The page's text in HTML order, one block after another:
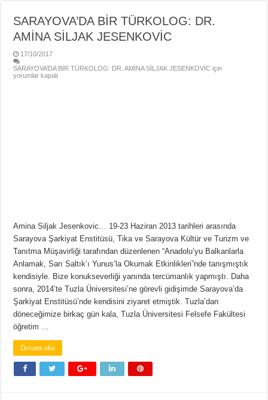
SARAYOVA’DA BİR TÜRKOLOG: DR.
AMİNA SİLJAK JESENKOVİC
17/10/2017
SARAYOVA’DA BİR TÜRKOLOG: DR. AMİNA SİLJAK JESENKOVİC için
yorumlar kapalı
Amina Siljak Jesenkovic… 19-23 Haziran 2013 tarihleri arasında
Sarayova Şarkiyat Enstitüsü, Tika ve Sarayova Kültür ve Turizm ve
Tanıtma Müşavirliği tarafından düzenlenen “Anadolu’yu Balkanlarla
Anlamak, Sarı Saltık’ı Yunus’la Okumak Etkinlikleri”nde tanışmıştık
kendisiyle. Bize konukseverliği yanında tercümanlık yapmıştı. Daha
sonra, 2014’te Tuzla Üniversitesi’ne görevli gidişimde Sarayova’da
Şarkiyat Enstitüsü’nde kendisini ziyaret etmiştik. Tuzla’dan
döneceğimize birkaç gün kala, Tuzla Üniversitesi Felsefe Fakültesi
öğretim …
Devamı oku